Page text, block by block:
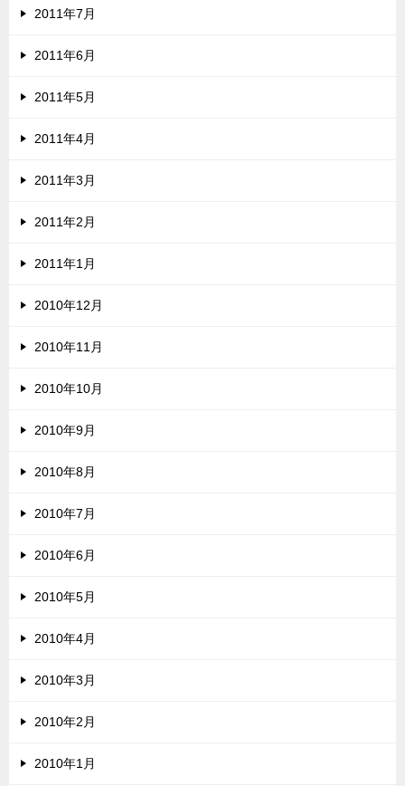
2011年7月
2011年6月
2011年5月
2011年4月
2011年3月
2011年2月
2011年1月
2010年12月
2010年11月
2010年10月
2010年9月
2010年8月
2010年7月
2010年6月
2010年5月
2010年4月
2010年3月
2010年2月
2010年1月